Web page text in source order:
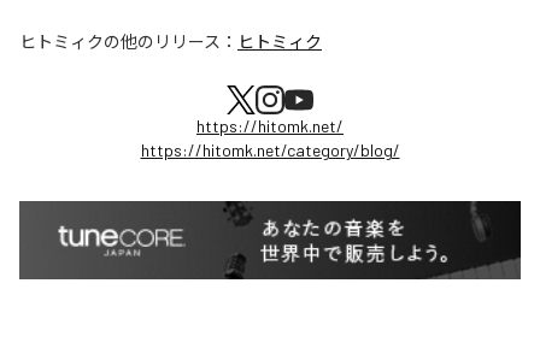
ヒトミィクの他のリリース： ヒトミィク
https://hitomk.net/
https://hitomk.net/category/blog/